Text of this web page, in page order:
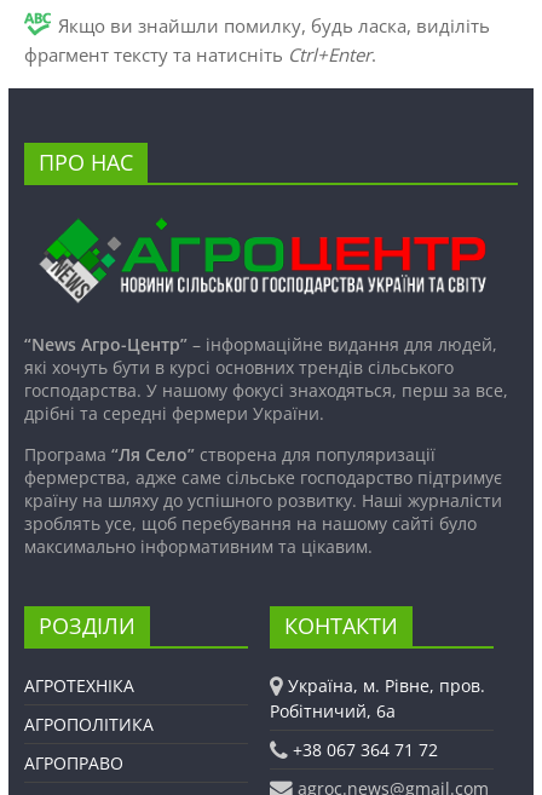
Якщо ви знайшли помилку, будь ласка, виділіть
фрагмент тексту та натисніть Ctrl+Enter.
ПРО НАС
“News Агро-Центр”– інформаційне видання для людей,
які хочуть бути в курсі основних трендів сільського
господарства. У нашому фокусі знаходяться, перш за все,
дрібні та середні фермери України.
Програма “Ля Село”створена для популяризації
фермерства, адже саме сільське господарство підтримує
країну на шляху до успішного розвитку. Наші журналісти
зроблять усе, щоб перебування на нашому сайті було
максимально інформативним та цікавим.
РОЗДІЛИ
АГРОТЕХНІКА
АГРОПОЛІТИКА
АГРОПРАВО
КОНТАКТИ
Україна, м. Рівне, пров.
Робітничий, 6а
+38 067 364 71 72
agroc.news@gmail.com